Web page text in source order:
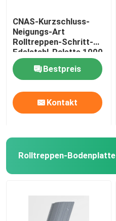
CNAS-Kurzschluss-
Neigungs-Art
Rolltreppen-Schritt-
Edelstahl-Palette 1000
mit Seiteneinsatz 2
Bestpreis
Kontakt
Rolltreppen-Bodenplatte